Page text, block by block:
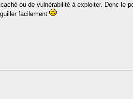
ou de vulnérabilité à exploiter. Donc le
facilement